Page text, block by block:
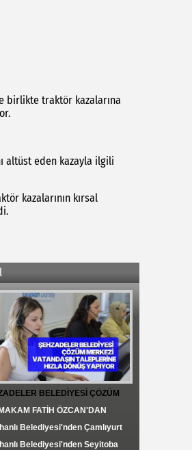
birlikte traktör kazalarına
altüst eden kazayla ilgili
kazalarının kırsal
BELEDİYESİ ÇÖZÜM
VATANDAŞIN TALEPLERİNE
FATİH ÖZCAN'DAN
YARDIMLAŞMA VE
Belediyesi'nden Çamlıyurt
Kapsamlı Çevre
Belediyesi'nden Seyitoba